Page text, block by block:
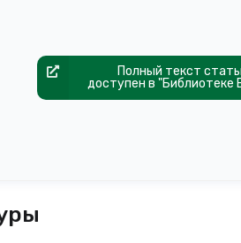
Полный текст
доступен в "Библиотеке